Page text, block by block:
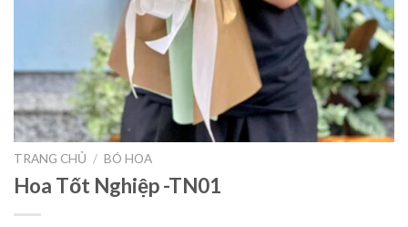
TRANG CHỦ / BÓ HOA
Hoa Tốt Nghiệp -TN01